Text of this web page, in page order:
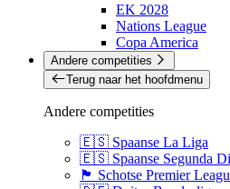
EK 2028
Nations League
Copa America
Andere competities
Terug naar het hoofdmenu
Andere competities
🇪🇸 Spaanse La Liga
🇪🇸 Spaanse Segunda
🏴󠁧󠁢󠁳󠁣󠁴󠁿 Schotse Premier